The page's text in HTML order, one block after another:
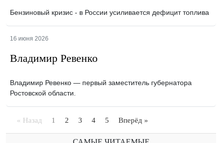
Бензиновый кризис - в России усиливается дефицит топлива
16 июня 2026
Владимир Ревенко
Владимир Ревенко — первый заместитель губернатора
Ростовской области.
« Назад 1 2 3 4 5 Вперёд »